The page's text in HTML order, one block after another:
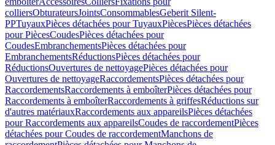
colliersObturateursJointsConsommablesGeberit Silent-
PPTuyauxPièces détachées pour TuyauxPiècesPièces détachées
pour PiècesCoudesPièces détachées pour
CoudesEmbranchementsPièces détachées pour
EmbranchementsRéductionsPièces détachées pour
RéductionsOuvertures de nettoyagePièces détachées pour
Ouvertures de nettoyageRaccordementsPièces détachées pour
RaccordementsRaccordements à emboîterPièces détachées pour
Raccordements à emboîterRaccordements à griffesRéductions sur
d'autres matériauxRaccordements aux appareilsPièces détachées
pour Raccordements aux appareilsCoudes de raccordementPièces
détachées pour Coudes de raccordementManchons de